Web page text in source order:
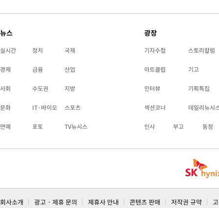
뉴스
실시간 정치 국제
경제 금융 산업
사회 수도권 지방
문화 IT·바이오 스포츠
연예 포토 TV뉴시스
광장
기자수첩 스토리칼럼
아트클럽 기고
인터뷰 기획특집
섹션코너 데일리뉴시
인사 부고 동정
회사소개 광고 · 제휴 문의 제휴사 안내 콘텐츠 판매 저작권 규약